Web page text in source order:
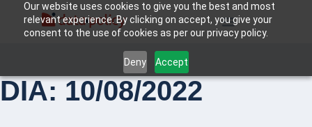
Our website uses cookies to give you the best and most
relevant experience. By clicking on accept, you give your
consent to the use of cookies as per our privacy policy.
Deny Accept
DIA: 10/08/2022